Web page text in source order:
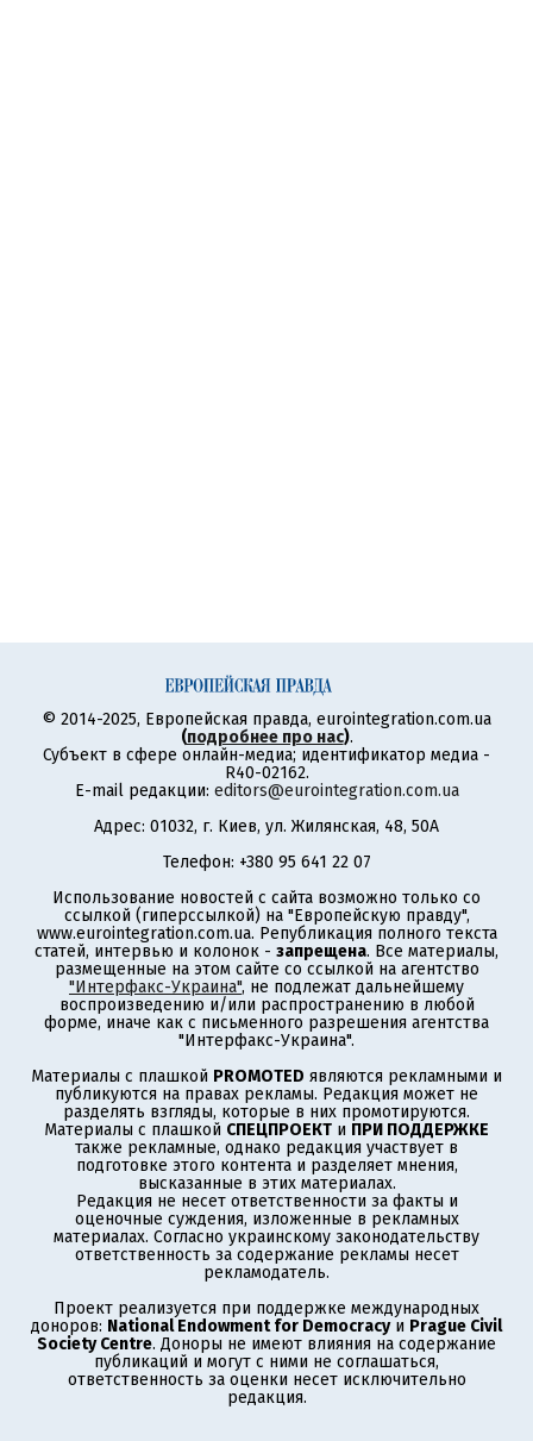
© 2014-2025, Европейская правда, eurointegration.com.ua
(подробнее про нас).
Субъект в сфере онлайн-медиа; идентификатор медиа -
R40-02162.
E-mail редакции: editors@eurointegration.com.ua
Адрес: 01032, г. Киев, ул. Жилянская, 48, 50А
Телефон: +380 95 641 22 07
Использование новостей с сайта возможно только со
ссылкой (гиперссылкой) на "Европейскую правду",
www.eurointegration.com.ua. Републикация полного текста
статей, интервью и колонок - запрещена. Все материалы,
размещенные на этом сайте со ссылкой на агентство
"Интерфакс-Украина", не подлежат дальнейшему
воспроизведению и/или распространению в любой
форме, иначе как с письменного разрешения агентства
"Интерфакс-Украина".
Материалы с плашкой PROMOTED являются рекламными и
публикуются на правах рекламы. Редакция может не
разделять взгляды, которые в них промотируются.
Материалы с плашкой СПЕЦПРОЕКТ и ПРИ ПОДДЕРЖКЕ
также рекламные, однако редакция участвует в
подготовке этого контента и разделяет мнения,
высказанные в этих материалах.
Редакция не несет ответственности за факты и
оценочные суждения, изложенные в рекламных
материалах. Согласно украинскому законодательству
ответственность за содержание рекламы несет
рекламодатель.
Проект реализуется при поддержке международных
доноров: National Endowment for Democracyи Prague Civil
Society Centre. Доноры не имеют влияния на содержание
публикаций и могут с ними не соглашаться,
ответственность за оценки несет исключительно
редакция.